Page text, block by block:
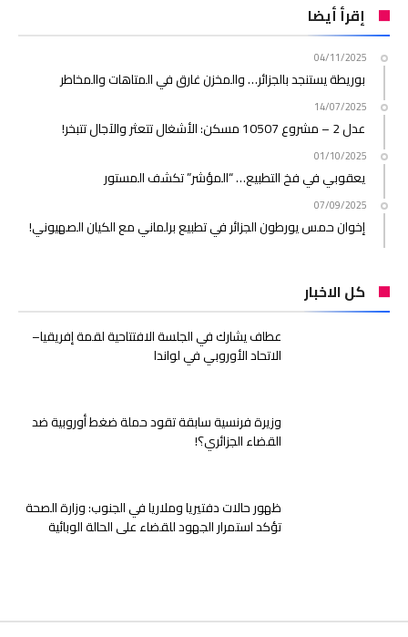
إقرأ أيضا
04/11/2025
بوريطة يستنجد بالجزائر… والمخزن غارق في المتاهات والمخاطر
14/07/2025
عدل 2 – مشروع 10507 مسكن: الأشغال تتعثر والآجال تتبخر!
01/10/2025
يعقوبي في فخ التطبيع… “المؤشر” تكشف المستور
07/09/2025
إخوان حمس يورطون الجزائر في تطبيع برلماني مع الكيان الصهيوني!
كل الاخبار
عطاف يشارك في الجلسة الافتتاحية لقمة إفريقيا–
الاتحاد الأوروبي في لواندا
وزيرة فرنسية سابقة تقود حملة ضغط أوروبية ضد
القضاء الجزائري؟!
ظهور حالات دفتيريا وملاريا في الجنوب: وزارة الصحة
تؤكد استمرار الجهود للقضاء على الحالة الوبائية